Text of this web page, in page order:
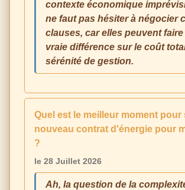
contexte économique
ne faut pas hésiter à négocier
clauses, car elles peuvent
vraie différence sur le coût
sérénité de gestion.
Quel est le meilleur moment pour
nouveau contrat d'énergie pour
?
le 28 Juillet 2026
Ah, la question de la